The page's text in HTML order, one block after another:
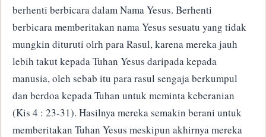
berhenti berbicara dalam Nama Yesus. Berhenti
berbicara memberitakan nama Yesus sesuatu yang tidak
mungkin dituruti olrh para Rasul, karena mereka jauh
lebih takut kepada Tuhan Yesus daripada kepada
manusia, oleh sebab itu para rasul sengaja berkumpul
dan berdoa kepada Tuhan untuk meminta keberanian
(Kis 4 : 23-31). Hasilnya mereka semakin berani untuk
memberitakan Tuhan Yesus meskipun akhirnya mereka